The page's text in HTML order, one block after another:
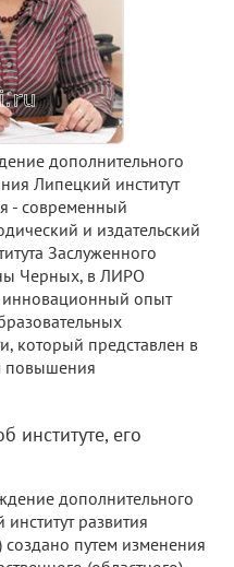
дополнительного
Липецкий институт
- современный
и издательский
Заслуженного
Черных, в ЛИРО
инновационный опыт
который представлен в
повышения
институте, его
дополнительного
развития
путем изменения